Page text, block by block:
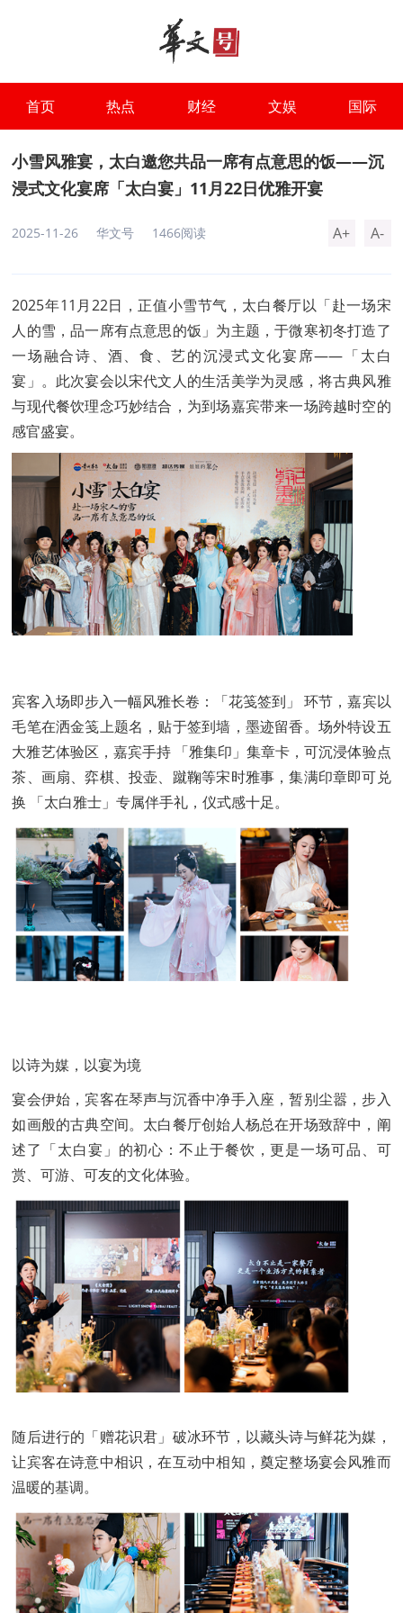
首页 热点 财经 文娱 国际
小雪风雅宴，太白邀您共品一席有点意思的饭——沉
浸式文化宴席「太白宴」11月22日优雅开宴
2025-11-26 华文号 1466阅读 A+ A-
2025年11月22日，正值小雪节气，太白餐厅以「赴一场宋
人的雪，品一席有点意思的饭」为主题，于微寒初冬打造了
一场融合诗、酒、食、艺的沉浸式文化宴席——「太白
宴」。此次宴会以宋代文人的生活美学为灵感，将古典风雅
与现代餐饮理念巧妙结合，为到场嘉宾带来一场跨越时空的
感官盛宴。
宾客入场即步入一幅风雅长卷：「花笺签到」 环节，嘉宾以
毛笔在洒金笺上题名，贴于签到墙，墨迹留香。场外特设五
大雅艺体验区，嘉宾手持 「雅集印」集章卡，可沉浸体验点
茶、画扇、弈棋、投壶、蹴鞠等宋时雅事，集满印章即可兑
换 「太白雅士」专属伴手礼，仪式感十足。
以诗为媒，以宴为境
宴会伊始，宾客在琴声与沉香中净手入座，暂别尘嚣，步入
如画般的古典空间。太白餐厅创始人杨总在开场致辞中，阐
述了「太白宴」的初心：不止于餐饮，更是一场可品、可
赏、可游、可友的文化体验。
随后进行的「赠花识君」破冰环节，以藏头诗与鲜花为媒，
让宾客在诗意中相识，在互动中相知，奠定整场宴会风雅而
温暖的基调。